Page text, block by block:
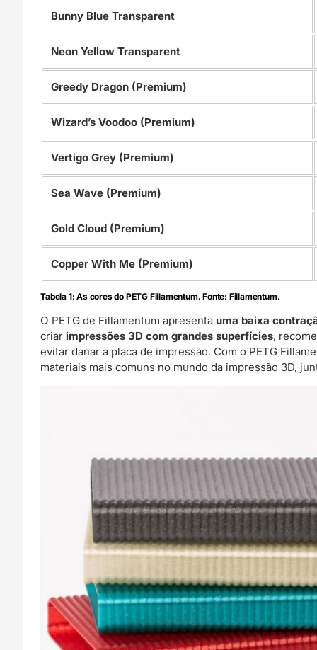
Bunny Blue Transparent
Neon Yellow Transparent
Greedy Dragon (Premium)
Wizard’s Voodoo (Premium)
Vertigo Grey (Premium)
Sea Wave (Premium)
Gold Cloud (Premium)
Copper With Me (Premium)
Tabela 1: As cores do PETG Fillamentum. Fonte: Fillamentum.
O PETG de Fillamentum apresenta uma baixa
criarimpressões 3D com grandes superfícies,
evitar danar a placa de impressão. Com o PETG
materiais mais comuns no mundo da impressão 3D,